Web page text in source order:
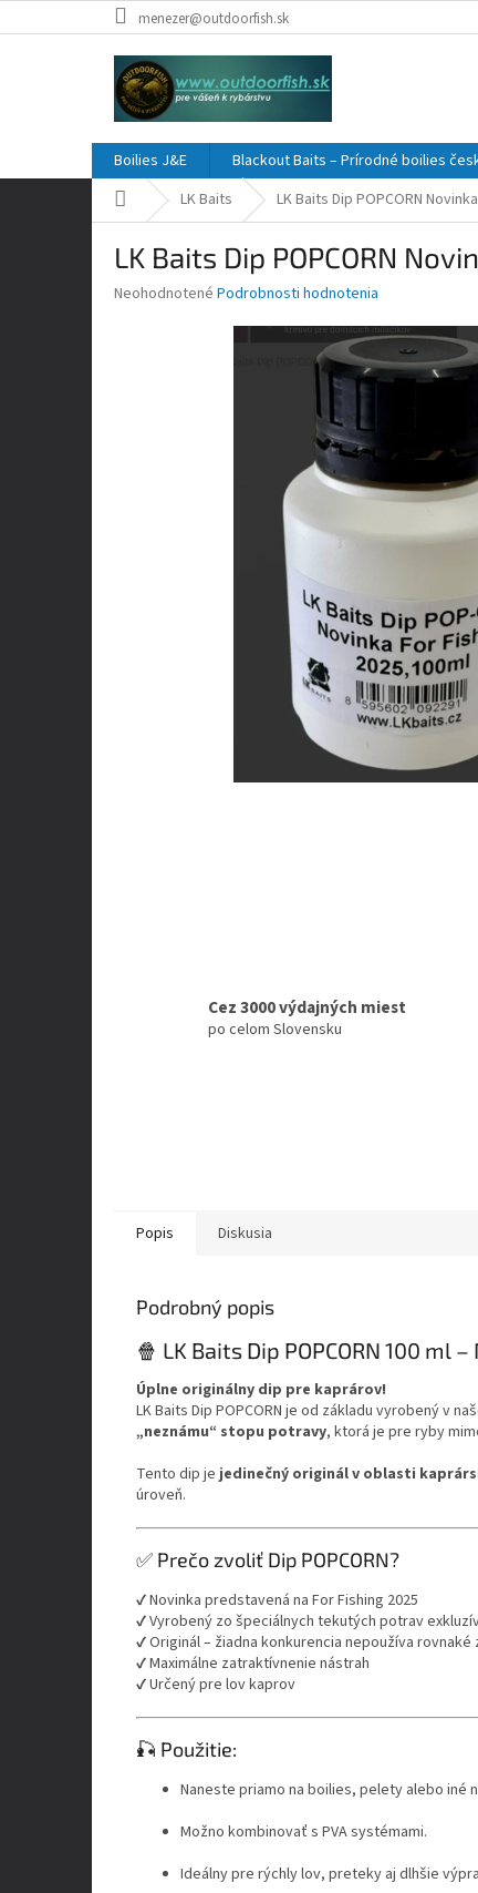
na
menezer@outdoorfish.sk
Boilies J&E Blackout Baits – Prírodné boilies
DomovLK Baits LK Baits Dip POPCORN
LK Baits Dip POPCORN
Priemerné
Neohodnotené Podrobnosti hodnotenia
Cez 3000 výdajných miest
po celom Slovensku
Popis Diskusia
Podrobný popis
🍿 LK Baits Dip POPCORN 100 ml
Úplne originálny dip pre kaprárov!
LK Baits Dip POPCORN je od základu vyrobený v
„neznámu“ stopu potravy, ktorá je pre ryby
Tento dip jejedinečný originál v oblasti
úroveň.
✅ Prečo zvoliť Dip POPCORN?
✔️ Novinka predstavená na For Fishing 2025
✔️ Vyrobený zo špeciálnych tekutých potrav
✔️ Originál – žiadna konkurencia nepoužíva rovnaké
✔️ Maximálne zatraktívnenie nástrah
✔️ Určený pre lov kaprov
🎣 Použitie:
Naneste priamo na boilies, pelety alebo iné
Možno kombinovať s PVA systémami.
Ideálny pre rýchly lov, preteky aj dlhšie